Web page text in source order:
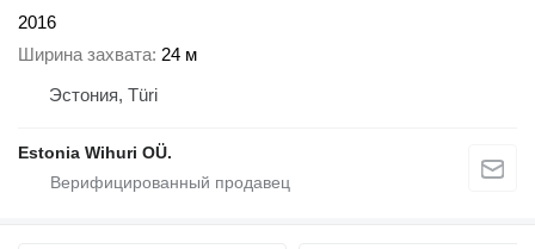
2016
Ширина захвата 24 м
Эстония, Türi
Estonia Wihuri OÜ.